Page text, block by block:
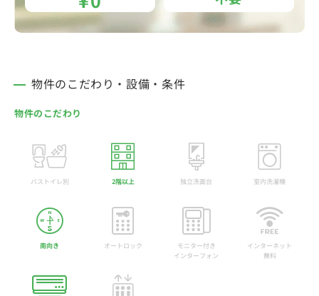
物件のこだわり・設備・条件
物件のこだわり
バストイレ別 2階以上 独立洗面台 室内洗濯機
南向き オートロック
モニター付き
インターフォン
インターネット
無料